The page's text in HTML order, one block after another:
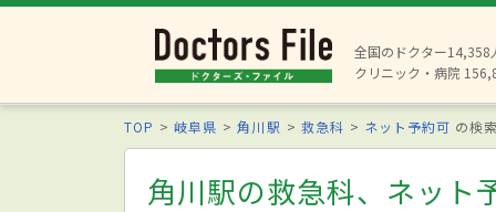
全国のドクター14,358
クリニック・病院
TOP 岐阜県 角川駅 救急科 ネット予約可 の検
角川駅の救急科、ネット